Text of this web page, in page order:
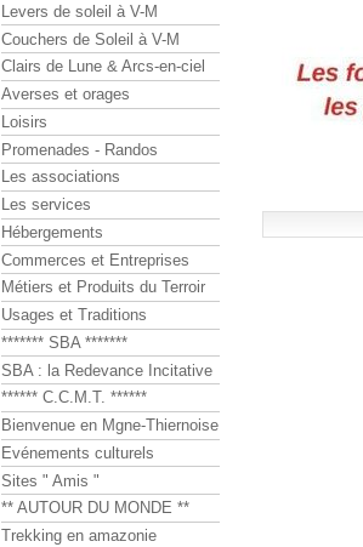
Levers de soleil à V-M
Couchers de Soleil à V-M
Clairs de Lune & Arcs-en-ciel
Averses et orages
Loisirs
Promenades - Randos
Les associations
Les services
Hébergements
Commerces et Entreprises
Métiers et Produits du Terroir
Usages et Traditions
******* SBA *******
SBA : la Redevance Incitative
****** C.C.M.T. ******
Bienvenue en Mgne-Thiernoise
Evénements culturels
Sites " Amis "
** AUTOUR DU MONDE **
Trekking en amazonie